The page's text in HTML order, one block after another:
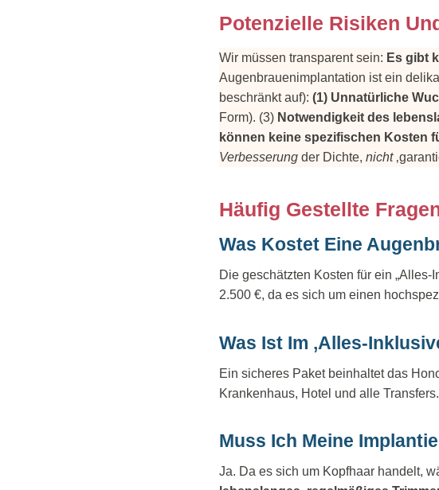
Potenzielle Risiken
Wir müssen transparent sein: Es gibt
Augenbrauenimplantation ist ein
beschränkt auf): (1) Unnatürliche
Form). (3) Notwendigkeit des
können keine spezifischen Kosten
Verbesserung der Dichte, nicht
Häufig Gestellte
Was Kostet Eine
Die geschätzten Kosten für ein
2.500 €, da es sich um einen
Was Ist Im ‚Alles-
Ein sicheres Paket beinhaltet das
Krankenhaus, Hotel und alle Transfers.
Muss Ich Meine
Ja. Da es sich um Kopfhaar handelt,